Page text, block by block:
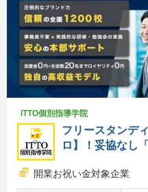
ITTO個別指導学院
フリースタンデ
ロ】！妥協なし
開業お祝い金対象企業